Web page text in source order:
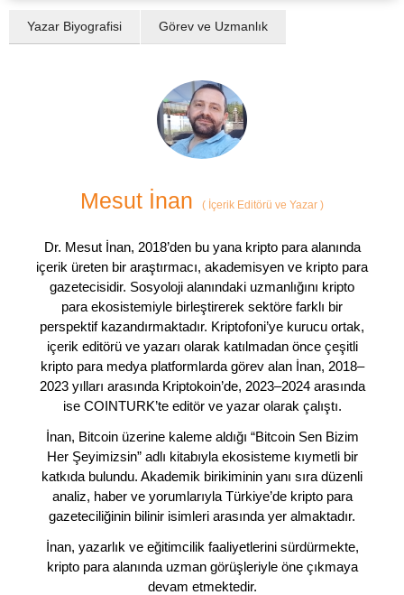
Yazar Biyografisi Görev ve Uzmanlık
Mesut İnan ( İçerik Editörü ve Yazar )
Dr. Mesut İnan, 2018’den bu yana kripto para alanında
içerik üreten bir araştırmacı, akademisyen ve kripto para
gazetecisidir. Sosyoloji alanındaki uzmanlığını kripto
para ekosistemiyle birleştirerek sektöre farklı bir
perspektif kazandırmaktadır. Kriptofoni’ye kurucu ortak,
içerik editörü ve yazarı olarak katılmadan önce çeşitli
kripto para medya platformlarda görev alan İnan, 2018–
2023 yılları arasında Kriptokoin’de, 2023–2024 arasında
ise COINTURK’te editör ve yazar olarak çalıştı.
İnan, Bitcoin üzerine kaleme aldığı “Bitcoin Sen Bizim
Her Şeyimizsin” adlı kitabıyla ekosisteme kıymetli bir
katkıda bulundu. Akademik birikiminin yanı sıra düzenli
analiz, haber ve yorumlarıyla Türkiye’de kripto para
gazeteciliğinin bilinir isimleri arasında yer almaktadır.
İnan, yazarlık ve eğitimcilik faaliyetlerini sürdürmekte,
kripto para alanında uzman görüşleriyle öne çıkmaya
devam etmektedir.